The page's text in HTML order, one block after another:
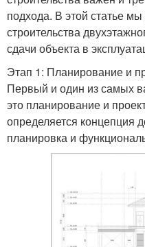
подхода. В этой статье
строительства
сдачи объекта в
Этап 1: Планирование и
Первый и один из самых
это планирование и
определяется концепция
планировка и